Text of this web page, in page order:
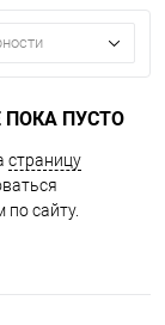
ПУСТО
страницу
по сайту.